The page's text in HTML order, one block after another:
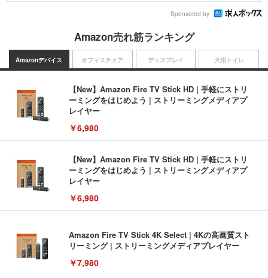
Sponsored by
Amazon売れ筋ランキング
Amazonデバイス
【New】Amazon Fire TV Stick HD | 手軽にストリ
ーミングをはじめよう | ストリーミングメディアプ
レイヤー
￥6,980
【New】Amazon Fire TV Stick HD | 手軽にストリ
ーミングをはじめよう | ストリーミングメディアプ
レイヤー
￥6,980
Amazon Fire TV Stick 4K Select | 4Kの高画質スト
リーミング | ストリーミングメディアプレイヤー
￥7,980
オフィスチェア ディスプレイ 犬用トイレ